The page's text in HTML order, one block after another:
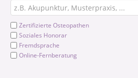
Zertifizierte Osteopathen
Soziales Honorar
Fremdsprache
Online-Fernberatung